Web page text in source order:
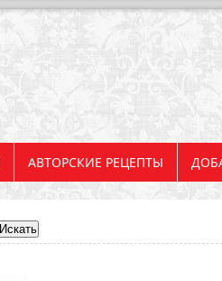
АВТОРСКИЕ РЕЦЕПТЫ